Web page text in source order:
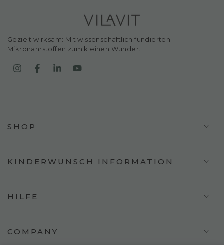
Gezielt wirksam: Mit wissenschaftlich fundierten
Mikronährstoffen zum kleinen Wunder.
InstagramFacebookLinkedIn
SHOP
KINDERWUNSCH INFORMATION
HILFE
COMPANY